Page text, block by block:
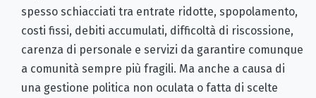
spesso schiacciati tra entrate ridotte, spopolamento,
costi fissi, debiti accumulati, difficoltà di riscossione,
carenza di personale e servizi da garantire comunque
a comunità sempre più fragili. Ma anche a causa di
una gestione politica non oculata o fatta di scelte